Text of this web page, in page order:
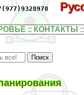
:: КОНТАКТЫ